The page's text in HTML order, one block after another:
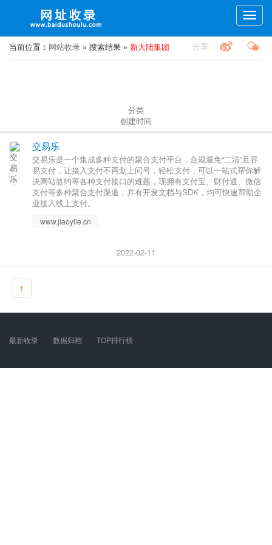
Toggle
分享
当前位置： 网站收录 » 搜索结果 » 新大陆集团
分类
创建时间
交易乐
交易乐是一个集成多种支付的聚合支付平台，合规避免“二清”且容
易支付，让接入支付不再划上问号，轻松支付，可以一站式帮你解
决网站签约等各种支付接口的难题，现拥有支付宝、财付通、微信
支付等多种聚合支付渠道，并有开发文档与SDK，均可快速帮助企
业接入线上支付。
www.jiaoyile.cn
2022-02-11
1
最新收录 数据归档 TOP排行榜